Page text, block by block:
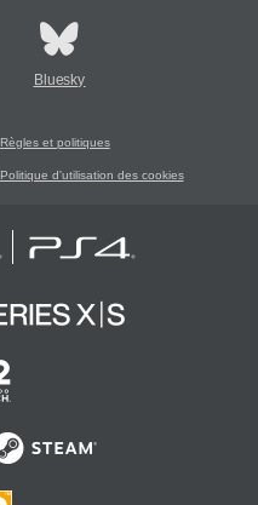
Bluesky
Règles et politiques
Politique d'utilisation des cookies